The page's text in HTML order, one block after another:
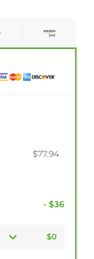
$77.94
- $36
$0